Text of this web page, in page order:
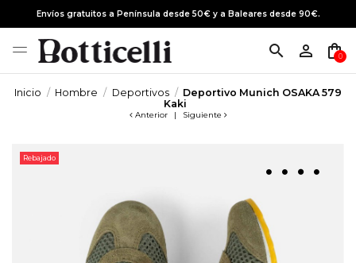
Envíos gratuitos a Península desde 50€ y a Baleares desde 90€.
search person_outline shopping_bag
0
Inicio Hombre Deportivos
Deportivo Munich OSAKA 579
Kaki
Anterior | Siguiente
Rebajado